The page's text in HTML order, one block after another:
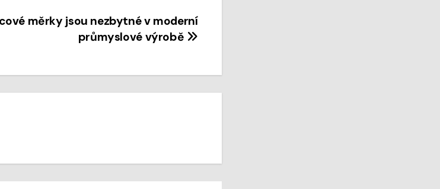
měrky jsou nezbytné v moderní
průmyslové výrobě